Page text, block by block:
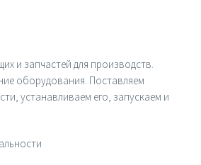
и запчастей для производств.
оборудования. Поставляем
устанавливаем его, запускаем и